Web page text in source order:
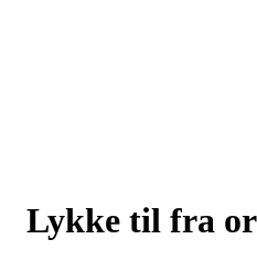
Lykke til fra